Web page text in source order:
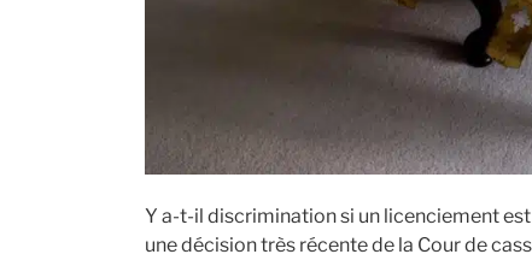
Y a-t-il discrimination si un licenciement
une décision très récente de la Cour de